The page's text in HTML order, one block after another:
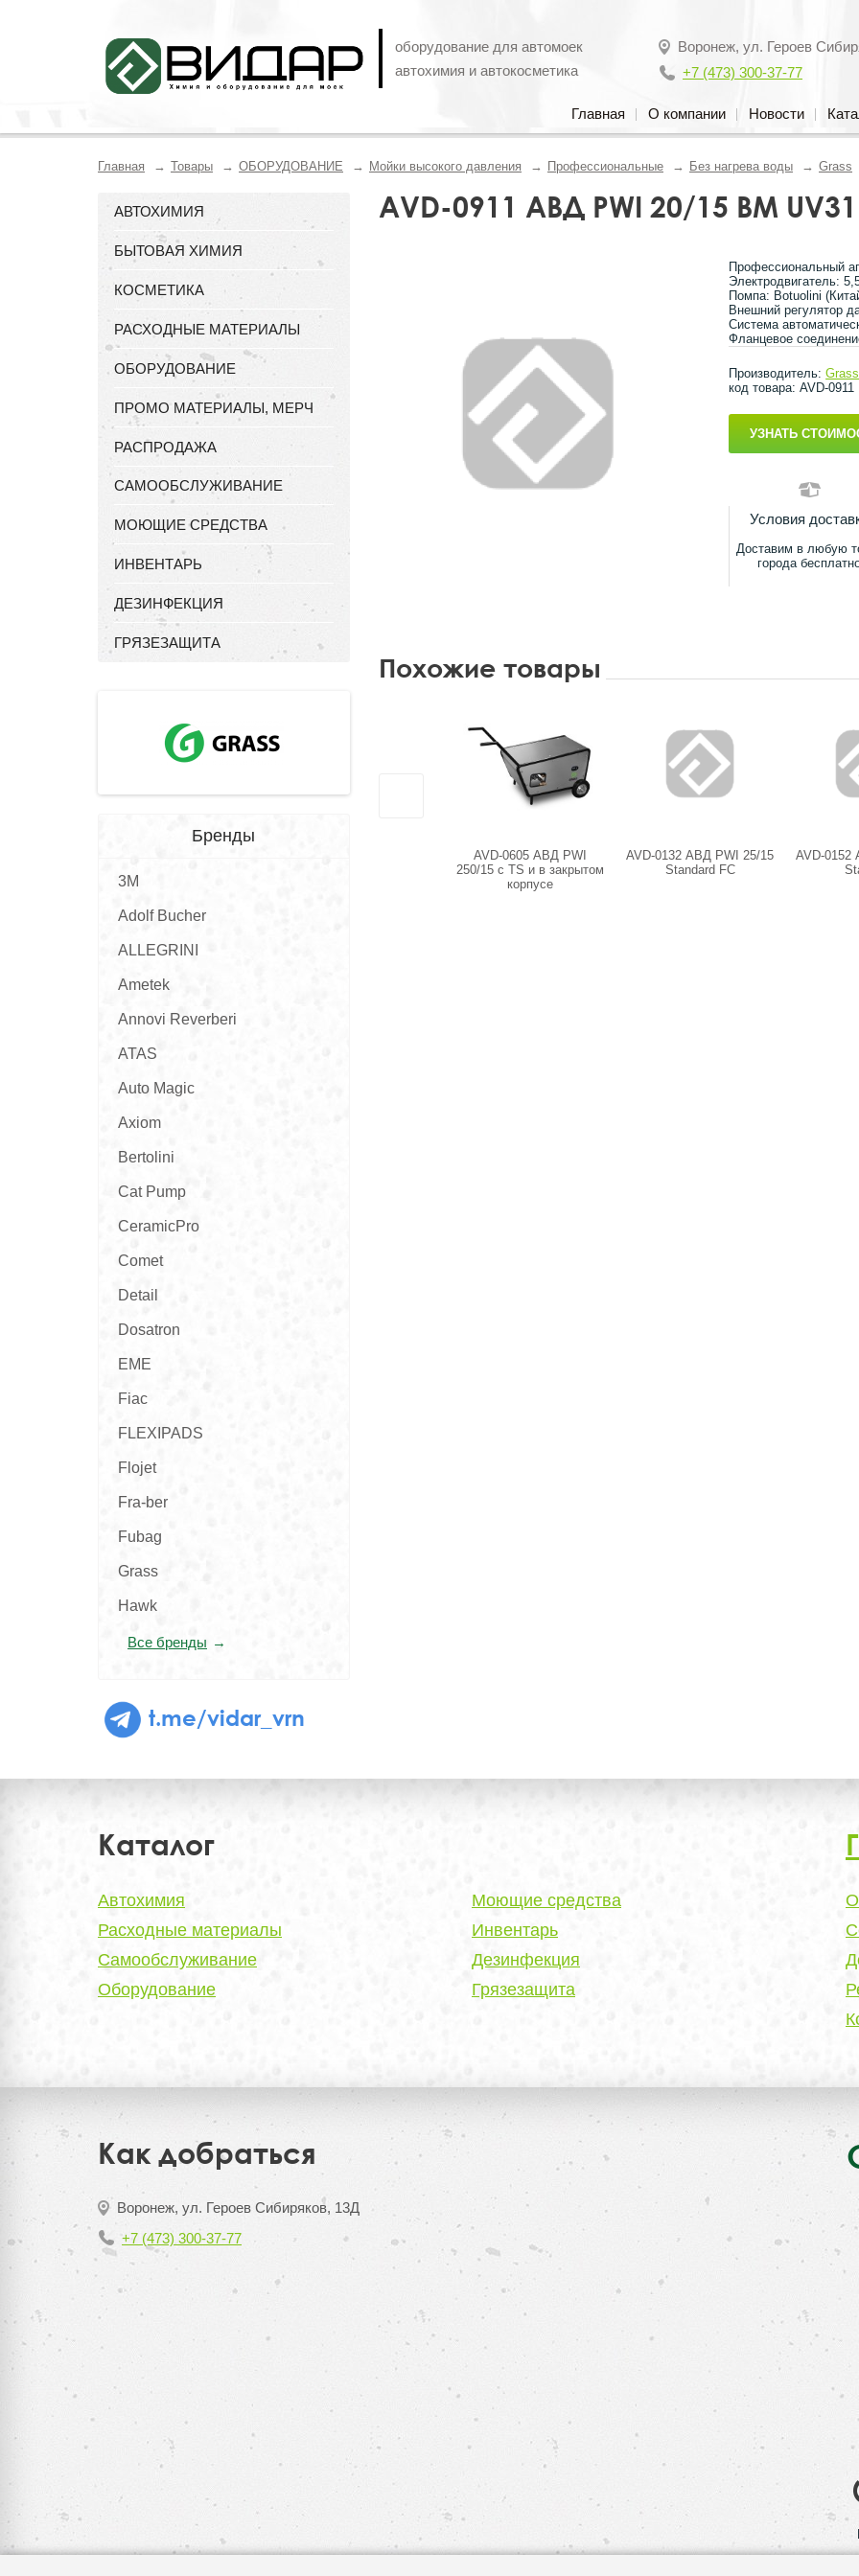
оборудование для автомоек
автохимия и автокосметика
Воронеж, ул. Героев
+7 (473) 300-37-77
Главная О компании Новости
Главная Товары ОБОРУДОВАНИЕ Мойки высокого давления Профессиональные Без нагрева воды Grass
АВТОХИМИЯ
БЫТОВАЯ ХИМИЯ
КОСМЕТИКА
РАСХОДНЫЕ МАТЕРИАЛЫ
ОБОРУДОВАНИЕ
ПРОМО МАТЕРИАЛЫ, МЕРЧ
РАСПРОДАЖА
САМООБСЛУЖИВАНИЕ
МОЮЩИЕ СРЕДСТВА
ИНВЕНТАРЬ
ДЕЗИНФЕКЦИЯ
ГРЯЗЕЗАЩИТА
Бренды
3M
Adolf Bucher
ALLEGRINI
Ametek
Annovi Reverberi
ATAS
Auto Magic
Axiom
Bertolini
Cat Pump
CeramicPro
Comet
Detail
Dosatron
EME
Fiac
FLEXIPADS
Flojet
Fra-ber
Fubag
Grass
Hawk
Все бренды
t.me/vidar_vrn
AVD-0911 АВД PWI 20/15 BM
Профессиональный
Электродвигатель:
Помпа: Botuolini
Внешний регулятор
Система
Фланцевое
Производитель:Grass
код товара: AVD-0911
УЗНАТЬ
Условия
Доставим в любую
города
Похожие товары
AVD-0605 АВД PWI
250/15 с TS и в закрытом
корпусе
AVD-0132 АВД PWI 25/15
Standard FC
AVD-0152
Каталог
Автохимия
Расходные материалы
Самообслуживание
Оборудование
Моющие средства
Инвентарь
Дезинфекция
Грязезащита
О
Как добраться
Воронеж, ул. Героев Сибиряков, 13Д
+7 (473) 300-37-77